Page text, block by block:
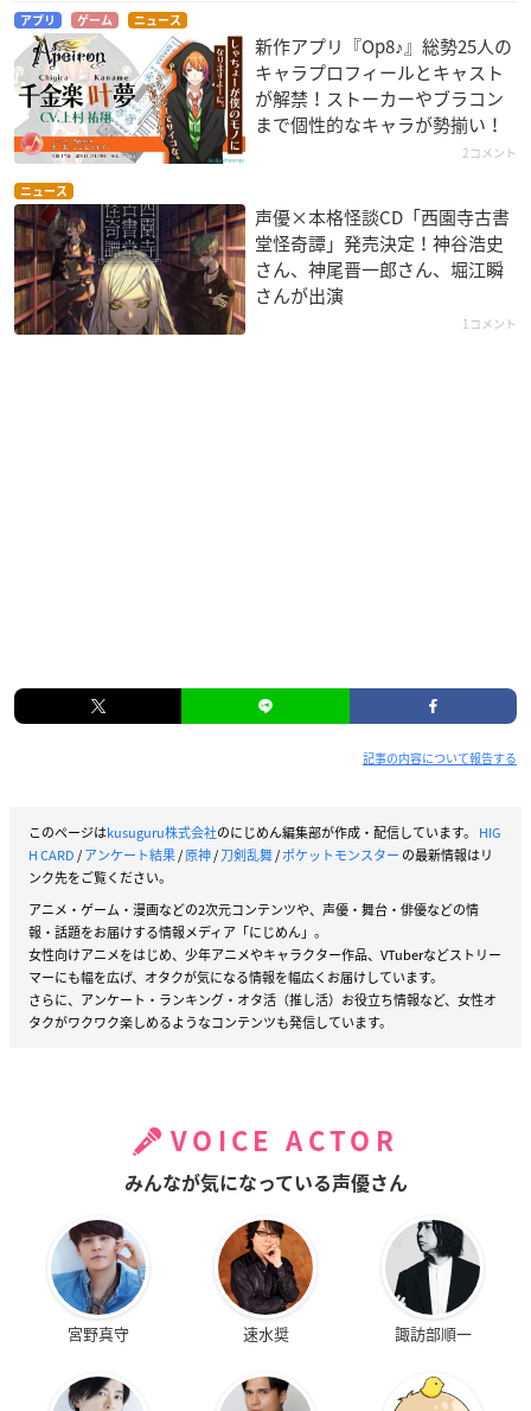
アプリ ゲーム ニュース
新作アプリ『Op8♪』総勢25人の
キャラプロフィールとキャスト
が解禁！ストーカーやブラコン
まで個性的なキャラが勢揃い！
2コメント
ニュース
声優×本格怪談CD「西園寺古書
堂怪奇譚」発売決定！神谷浩史
さん、神尾晋一郎さん、堀江瞬
さんが出演
1コメント
記事の内容について報告する
このページはkusuguru株式会社のにじめん編集部が作成・配信しています。 HIG
H CARD/アンケート結果/原神/刀剣乱舞/ポケットモンスター の最新情報はリ
ンク先をご覧ください。
アニメ・ゲーム・漫画などの2次元コンテンツや、声優・舞台・俳優などの情
報・話題をお届けする情報メディア「にじめん」。
女性向けアニメをはじめ、少年アニメやキャラクター作品、VTuberなどストリー
マーにも幅を広げ、オタクが気になる情報を幅広くお届けしています。
さらに、アンケート・ランキング・オタ活（推し活）お役立ち情報など、女性オ
タクがワクワク楽しめるようなコンテンツも発信しています。
VOICE ACTOR
みんなが気になっている声優さん
宮野真守 速水奨 諏訪部順一